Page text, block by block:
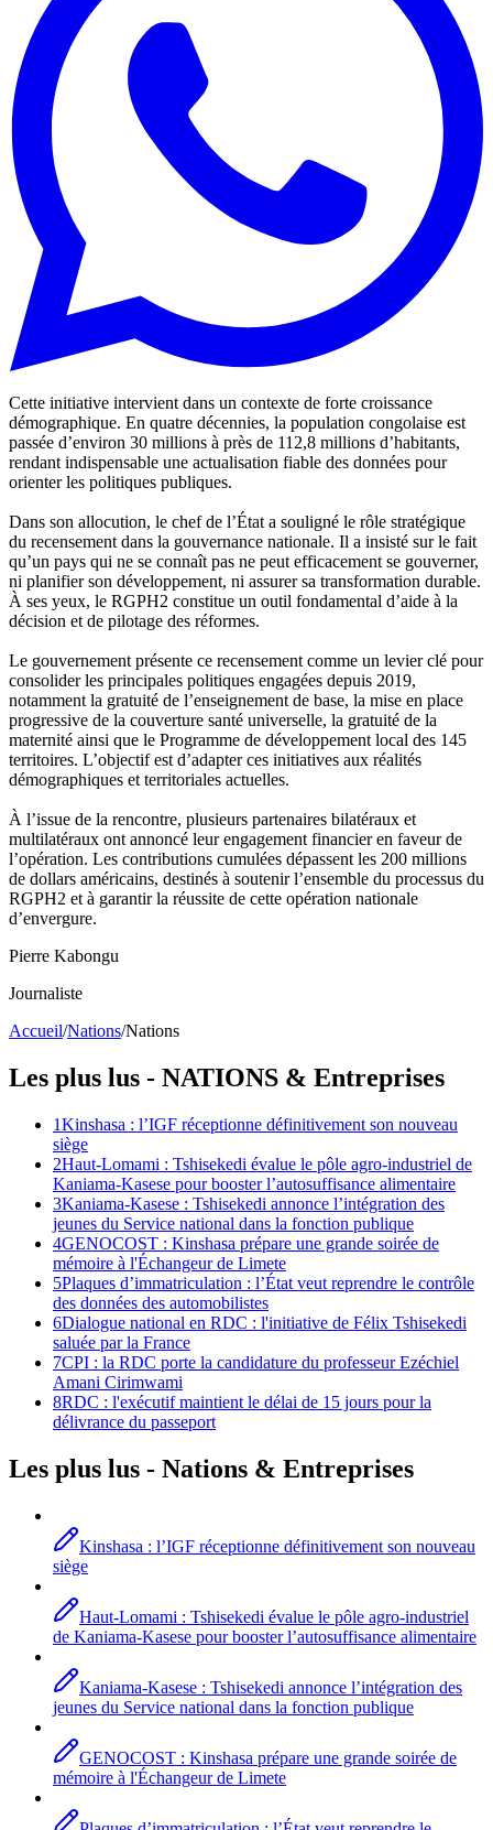
Cette initiative intervient dans un contexte de forte croissance
démographique. En quatre décennies, la population congolaise est
passée d’environ 30 millions à près de 112,8 millions d’habitants,
rendant indispensable une actualisation fiable des données pour
orienter les politiques publiques.
Dans son allocution, le chef de l’État a souligné le rôle stratégique
du recensement dans la gouvernance nationale. Il a insisté sur le fait
qu’un pays qui ne se connaît pas ne peut efficacement se gouverner,
ni planifier son développement, ni assurer sa transformation durable.
À ses yeux, le RGPH2 constitue un outil fondamental d’aide à la
décision et de pilotage des réformes.
Le gouvernement présente ce recensement comme un levier clé pour
consolider les principales politiques engagées depuis 2019,
notamment la gratuité de l’enseignement de base, la mise en place
progressive de la couverture santé universelle, la gratuité de la
maternité ainsi que le Programme de développement local des 145
territoires. L’objectif est d’adapter ces initiatives aux réalités
démographiques et territoriales actuelles.
À l’issue de la rencontre, plusieurs partenaires bilatéraux et
multilatéraux ont annoncé leur engagement financier en faveur de
l’opération. Les contributions cumulées dépassent les 200 millions
de dollars américains, destinés à soutenir l’ensemble du processus du
RGPH2 et à garantir la réussite de cette opération nationale
d’envergure.
Pierre Kabongu
Journaliste
Accueil/Nations/Nations
Les plus lus - NATIONS & Entreprises
1Kinshasa : l’IGF réceptionne définitivement son nouveau
siège
2Haut-Lomami : Tshisekedi évalue le pôle agro-industriel de
Kaniama-Kasese pour booster l’autosuffisance alimentaire
3Kaniama-Kasese : Tshisekedi annonce l’intégration des
jeunes du Service national dans la fonction publique
4GENOCOST : Kinshasa prépare une grande soirée de
mémoire à l'Échangeur de Limete
5Plaques d’immatriculation : l’État veut reprendre le contrôle
des données des automobilistes
6Dialogue national en RDC : l'initiative de Félix Tshisekedi
saluée par la France
7CPI : la RDC porte la candidature du professeur Ezéchiel
Amani Cirimwami
8RDC : l'exécutif maintient le délai de 15 jours pour la
délivrance du passeport
Les plus lus - Nations & Entreprises
Kinshasa : l’IGF réceptionne définitivement son nouveau
siège
Haut-Lomami : Tshisekedi évalue le pôle agro-industriel
de Kaniama-Kasese pour booster l’autosuffisance alimentaire
Kaniama-Kasese : Tshisekedi annonce l’intégration des
jeunes du Service national dans la fonction publique
GENOCOST : Kinshasa prépare une grande soirée de
mémoire à l'Échangeur de Limete